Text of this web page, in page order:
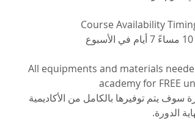
Course Availability
All equipments and materials
academy for FREE
سوف يتم توفيرها بالكامل من الأكاديمية
الدورة.